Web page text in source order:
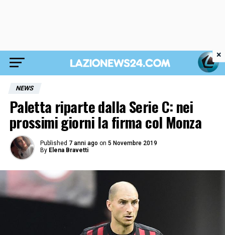
NEWS
Paletta riparte dalla Serie C: nei
prossimi giorni la firma col Monza
Published 7 anni ago on 5 Novembre 2019
By Elena Bravetti
×